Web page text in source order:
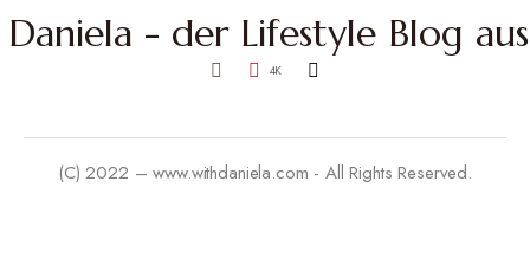
4K
(C) 2022 – www.withdaniela.com - All Rights Reserved.